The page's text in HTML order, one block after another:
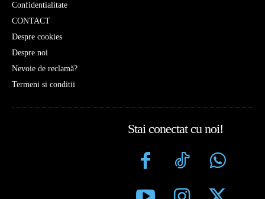
Confidentialitate
CONTACT
Despre cookies
Despre noi
Nevoie de reclamă?
Termeni si conditii
Stai conectat cu noi!